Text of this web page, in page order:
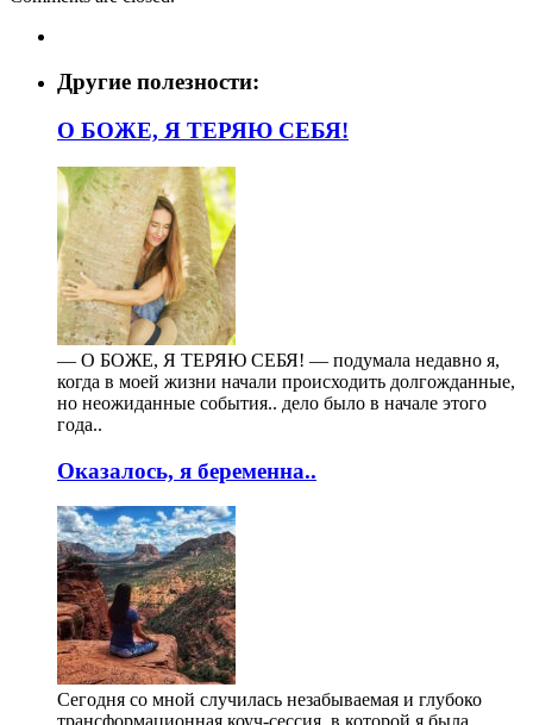
Другие полезности:
О БОЖЕ, Я ТЕРЯЮ СЕБЯ!
— О БОЖЕ, Я ТЕРЯЮ СЕБЯ! — подумала недавно я,
когда в моей жизни начали происходить долгожданные,
но неожиданные события.. дело было в начале этого
года..
Оказалось, я беременна..
Сегодня со мной случилась незабываемая и глубоко